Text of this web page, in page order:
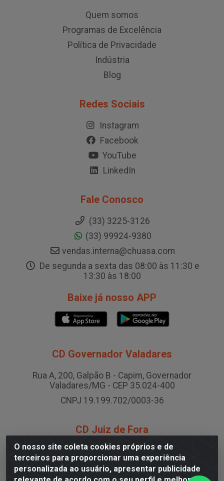
O nosso site coleta cookies próprios e de
terceiros para proporcionar uma experiência
personalizada ao usuário, apresentar publicidade
Quem somos
Programas de Excelência
Política de Privacidade
Indústria
Blog
Redes Sociais
Instagram
Facebook
YouTube
LinkedIn
Fale Conosco
(33) 3225-3126
(33) 99924-9380
vendas.interna@chuasa.com
De segunda a sexta das 08:00 às 11:30 e
13:30 às 18:00
Baixe já nosso APP
CD Governador Valadares
Rua A, 200, Galpão B - Capim, Governador
Valadares/MG - CEP 35.024-400
CNPJ 19.199.702/0003-36
CD Juiz de Fora
Rodovia BR-040 , Nº 0, Área B2 Condominio Brasil
LOG - São Pedro, Juiz de Fora/MG
CNPJ 19.199.702/0005-06